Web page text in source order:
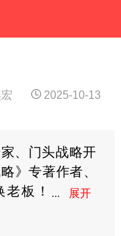
2025-10-13
、门头战略开
》专著作者、
板！